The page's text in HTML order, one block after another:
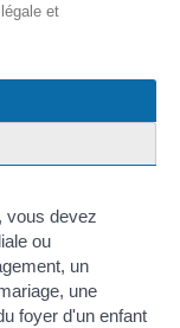
et
vous devez
ou
un
une
foyer d'un enfant